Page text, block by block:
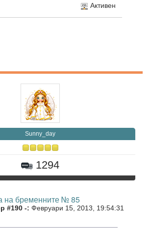
Активен
Sunny_day
1294
на бременните № 85
#190 -: Февруари 15, 2013, 19:54:31